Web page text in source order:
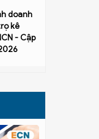
doanh
kê
- Cập